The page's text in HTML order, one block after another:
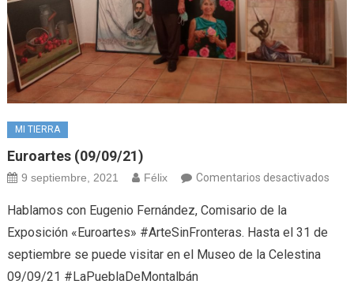
MI TIERRA
Euroartes (09/09/21)
9 septiembre, 2021 Félix Comentarios desactivadosen
Hablamos con Eugenio Fernández, Comisario de la
Exposición «Euroartes» #ArteSinFronteras. Hasta el 31 de
septiembre se puede visitar en el Museo de la Celestina
09/09/21 #LaPueblaDeMontalbán